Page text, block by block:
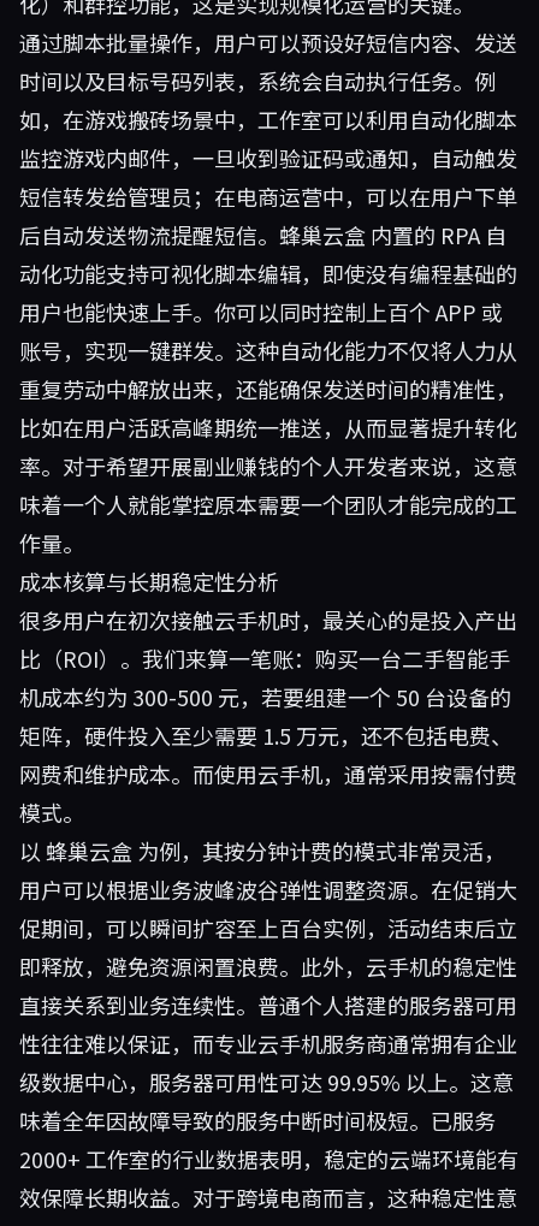
通过脚本批量操作，用户可以预设好短信内容、发送
时间以及目标号码列表，系统会自动执行任务。例
如，在游戏搬砖场景中，工作室可以利用自动化脚本
监控游戏内邮件，一旦收到验证码或通知，自动触发
短信转发给管理员；在电商运营中，可以在用户下单
后自动发送物流提醒短信。 蜂巢云盒内置的 RPA 自
动化功能支持可视化脚本编辑，即使没有编程基础的
用户也能快速上手。你可以同时控制上百个 APP 或
账号，实现一键群发。这种自动化能力不仅将人力从
重复劳动中解放出来，还能确保发送时间的精准性，
比如在用户活跃高峰期统一推送，从而显著提升转化
率。对于希望开展副业赚钱的个人开发者来说，这意
味着一个人就能掌控原本需要一个团队才能完成的工
作量。
成本核算与长期稳定性分析
很多用户在初次接触云手机时，最关心的是投入产出
比（ROI）。我们来算一笔账：购买一台二手智能手
机成本约为 300-500 元，若要组建一个 50 台设备的
矩阵，硬件投入至少需要 1.5 万元，还不包括电费、
网费和维护成本。而使用云手机，通常采用按需付费
模式。
以 蜂巢云盒 为例，其按分钟计费的模式非常灵活，
用户可以根据业务波峰波谷弹性调整资源。在促销大
促期间，可以瞬间扩容至上百台实例，活动结束后立
即释放，避免资源闲置浪费。此外，云手机的稳定性
直接关系到业务连续性。普通个人搭建的服务器可用
性往往难以保证，而专业云手机服务商通常拥有企业
级数据中心，服务器可用性可达 99.95% 以上。这意
味着全年因故障导致的服务中断时间极短。已服务
2000+ 工作室的行业数据表明，稳定的云端环境能有
效保障长期收益。对于跨境电商而言，这种稳定性意